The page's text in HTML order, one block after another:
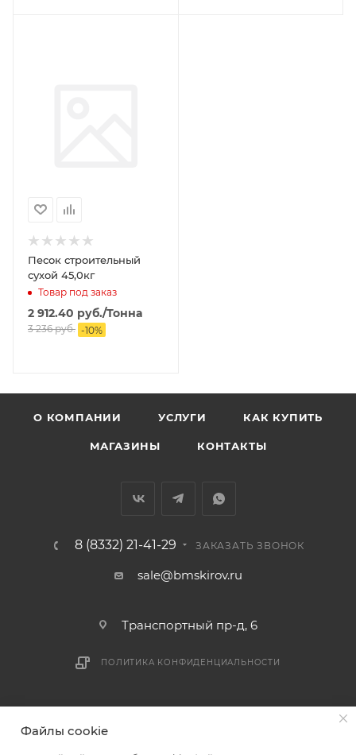
Песок строительный
сухой 45,0кг
Товар под заказ
2 912.40 руб./Тонна
3 236руб. -10%
О КОМПАНИИ УСЛУГИ КАК КУПИТЬ
МАГАЗИНЫ КОНТАКТЫ
8 (8332) 21-41-29 ЗАКАЗАТЬ ЗВОНОК
sale@bmskirov.ru
Транспортный пр-д, 6
ПОЛИТИКА КОНФИДЕНЦИАЛЬНОСТИ
Файлы cookie